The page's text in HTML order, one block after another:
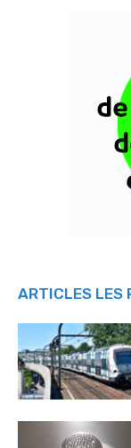
ARTICLES LES